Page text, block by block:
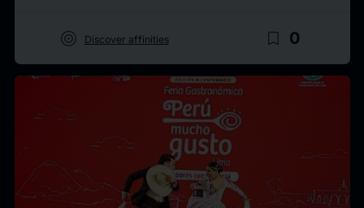
target Discover affinities bookmark_border 0